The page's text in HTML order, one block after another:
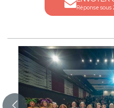
Réponse sous